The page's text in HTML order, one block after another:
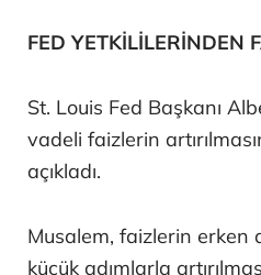
FED YETKİLİLERİNDEN
St. Louis Fed Başkanı
vadeli faizlerin
açıkladı.
Musalem, faizlerin erken
küçük adımlarla